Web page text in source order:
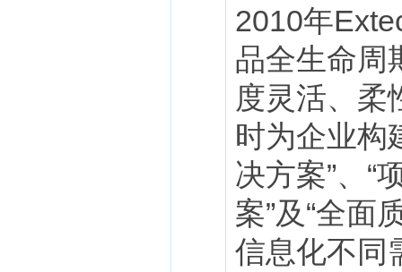
2010年
品全生命周
度灵活、柔
时为企业构
决方案”、“
案”及“全面
信息化不同